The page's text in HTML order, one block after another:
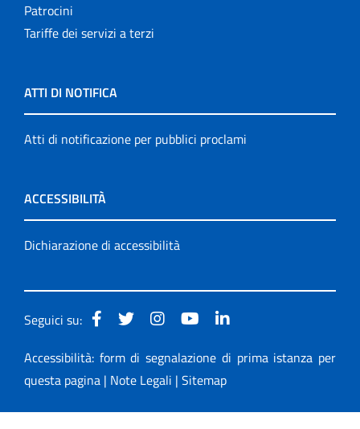
Patrocini
Tariffe dei servizi a terzi
ATTI DI NOTIFICA
Atti di notificazione per pubblici proclami
ACCESSIBILITÀ
Dichiarazione di accessibilità
Seguici su:
Accessibilità: form di segnalazione di prima istanza per
questa pagina | Note Legali | Sitemap